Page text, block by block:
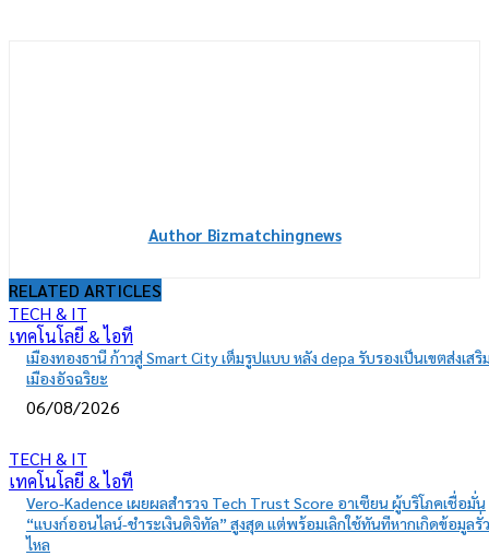
Author Bizmatchingnews
RELATED ARTICLES
TECH & IT
เทคโนโลยี & ไอที
เมืองทองธานี ก้าวสู่ Smart City เต็มรูปแบบ หลัง depa รับรองเป็นเขตส่งเสริ
เมืองอัจฉริยะ
06/08/2026
TECH & IT
เทคโนโลยี & ไอที
Vero-Kadence เผยผลสำรวจ Tech Trust Score อาเซียน ผู้บริโภคเชื่อมั่น
“แบงก์ออนไลน์-ชำระเงินดิจิทัล” สูงสุด แต่พร้อมเลิกใช้ทันทีหากเกิดข้อมูลรั่ว
ไหล